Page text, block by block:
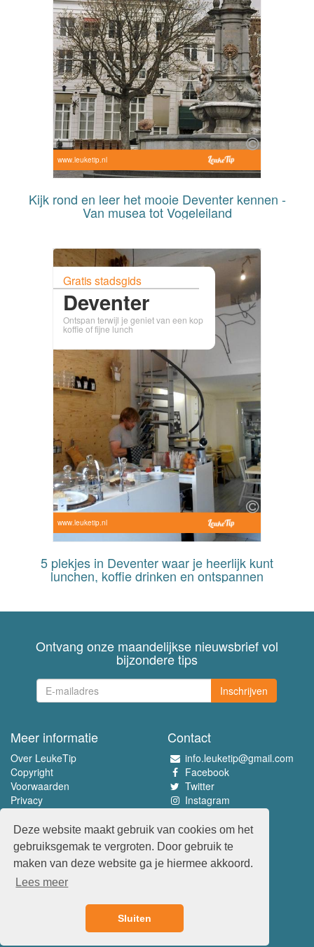
Deze website maakt gebruik van cookies om het
gebruiksgemak te vergroten. Door gebruik te
maken van deze website ga je hiermee akkoord.
Lees meer
Sluiten
www.leuketip.nl
Kijk rond en leer het mooie Deventer kennen -
Van musea tot Vogeleiland
Gratis stadsgids
Deventer
Ontspan terwijl je geniet van een kop
koffie of fijne lunch
www.leuketip.nl
5 plekjes in Deventer waar je heerlijk kunt
lunchen, koffie drinken en ontspannen
Ontvang onze maandelijkse nieuwsbrief vol
bijzondere tips
Inschrijven
Meer informatie
Over LeukeTip
Copyright
Voorwaarden
Privacy
Contact
info.leuketip@gmail.com
Facebook
Twitter
Instagram
Beleef het allerleukste
www.leuketip.nl
www.leuketip.com
www.leuketip.de